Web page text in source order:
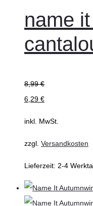
mehrere
Varianten
auf.
Optionen
können
Produktseite
name
8,99€
6,29 €
inkl. MwSt.
zzgl. Versandkosten
Lieferzeit: 2-4